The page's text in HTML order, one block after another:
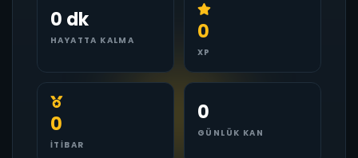
0 dk
HAYATTA KALMA 0
XP
0
İTIBAR
0
GÜNLÜK KAN